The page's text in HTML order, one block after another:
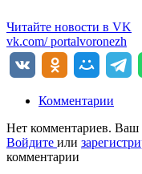
Читайте новости в VK
vk.com/portalvoronezh
Комментарии
Нет комментариев. Ваш
Войдите или
комментарии